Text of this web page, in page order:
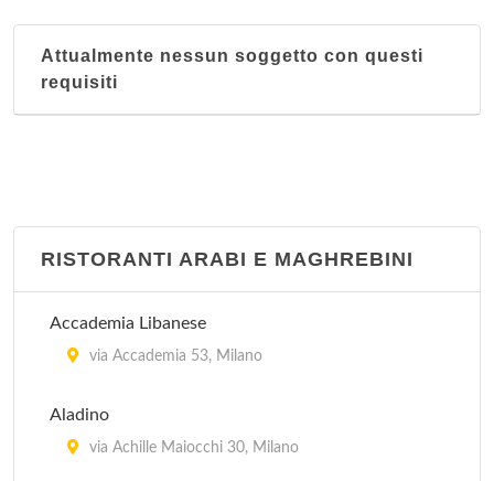
Attualmente nessun soggetto con questi
requisiti
RISTORANTI ARABI E MAGHREBINI
Accademia Libanese
via Accademia 53, Milano
Aladino
via Achille Maiocchi 30, Milano